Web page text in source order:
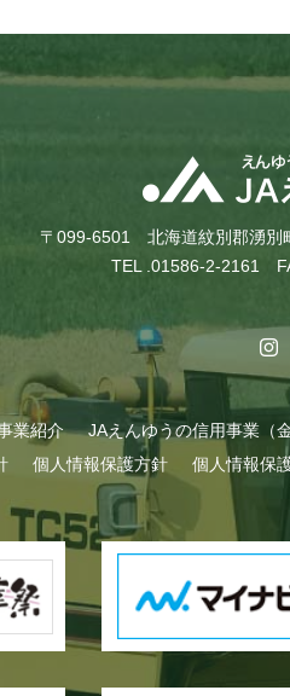
りました
〒099-6501 北海道紋別郡湧別
TEL .01586-2-2161
業紹介 JAえんゆうの信用事業（
個人情報保護方針 個人情報保